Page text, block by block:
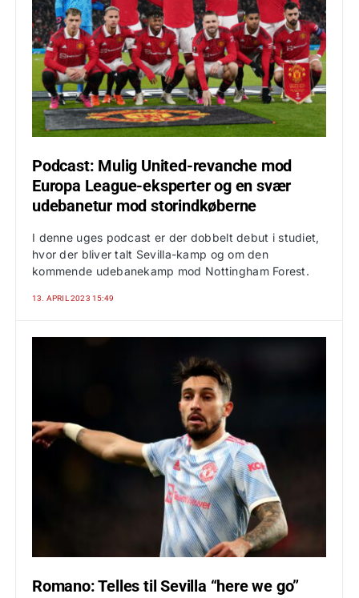
Podcast: Mulig United-revanche mod
Europa League-eksperter og en svær
udebanetur mod storindkøberne
I denne uges podcast er der dobbelt debut i studiet,
hvor der bliver talt Sevilla-kamp og om den
kommende udebanekamp mod Nottingham Forest.
13. APRIL 2023 15:49
Romano: Telles til Sevilla “here we go”